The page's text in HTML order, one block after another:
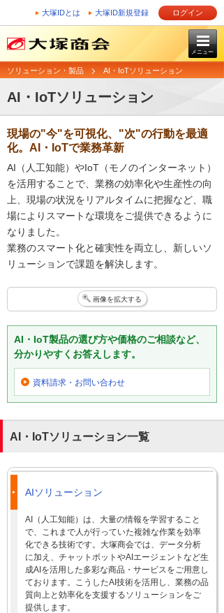
大塚IDとは 大塚ID新規登録 ログイン
メニュー
ソリューション・製品 AI・IoTソリューション
AI・IoTソリューション
現場の"今"を可視化、"次"の行動を最適
化。AI・IoTで業務革新
AI（人工知能）やIoT（モノのインターネット）
を活用することで、業務の効率化や生産性の向
上、現場の状況をリアルタイムに把握など、職
場によりスマートな環境をご提供できるように
なりました。
業務のスマート化と確実性を両立し、新しいソ
リューションで課題を解決します。
画像を拡大する
AI・IoT製品の選び方や価格のご相談など、
分かりやすくお答えします。
資料請求・お問い合わせ
AI・IoTソリューション一覧
AIソリューション
AI（人工知能）は、大量の情報を学習すること
で、これまで人が行っていた複雑な作業を効率
化できる技術です。大塚商会では、データ分析
に加え、チャットボットやAIエージェントなど生
成AIを活用した多彩な商品・サービスをご用意し
ております。こうしたAI技術を活用し、業務の品
質向上と効率化を支援するソリューションをご
提供します。